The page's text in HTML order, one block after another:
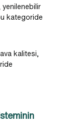
yenilenebilir
kategoride
kalitesi,